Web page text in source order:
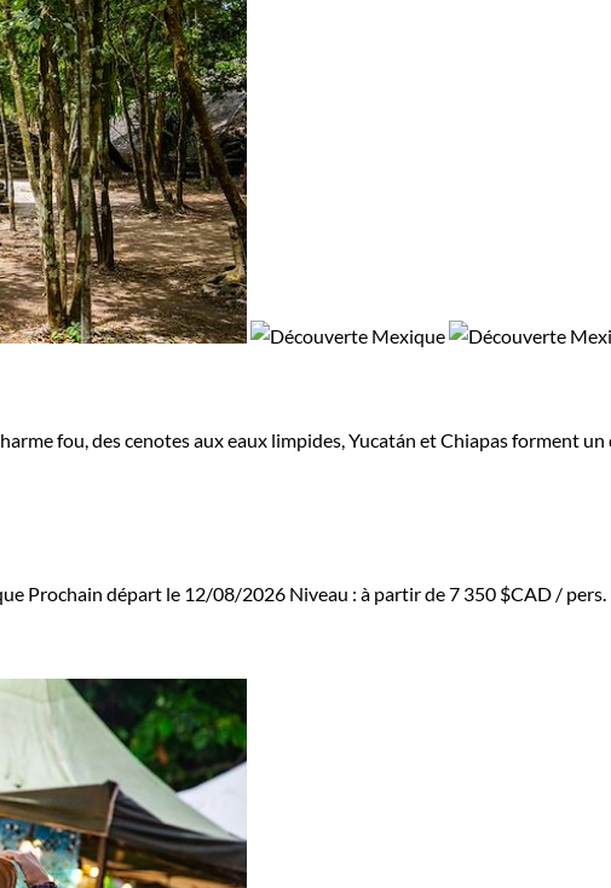
fou, des cenotes aux eaux limpides, Yucatán et Chiapas forment
Prochain départ le 12/08/2026 Niveau : à partir de7 350 $CAD / pers.